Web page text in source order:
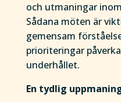
och utmaningar
Sådana möten är
gemensam
prioriteringar
underhållet.
En tydlig